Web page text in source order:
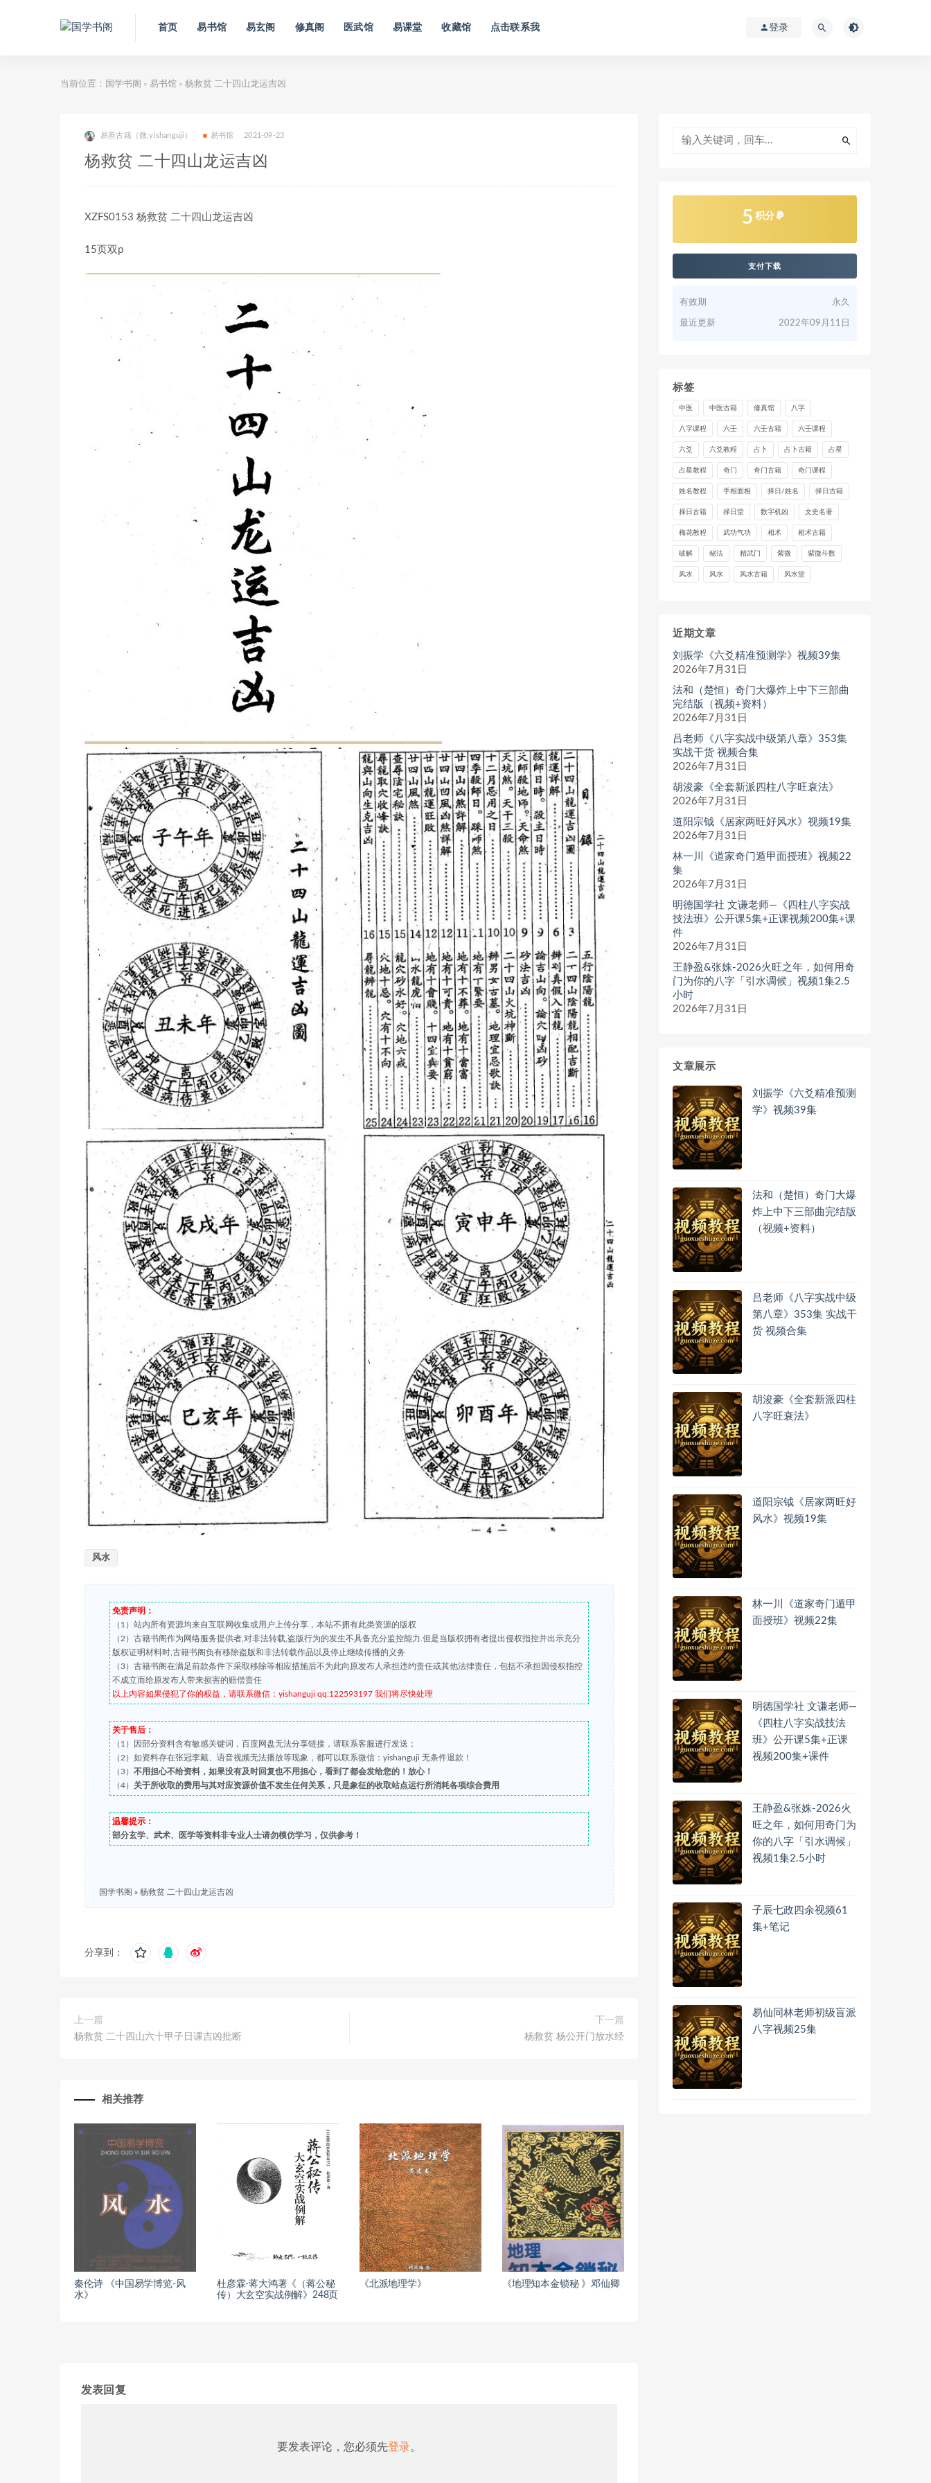
首页 易书馆 易玄阁 修真阁 医武馆 易课堂 收藏馆 点击联系我 登录
当前位置： 国学书阁 > 易书馆 > 杨救贫 二十四山龙运吉凶
易善古籍（微:yishanguji） 易书馆 2021-09-23
杨救贫 二十四山龙运吉凶
XZFS0153 杨救贫 二十四山龙运吉凶
15页双p
风水
免责声明：
（1）站内所有资源均来自互联网收集或用户上传分享，本站不拥有此类资源的版权
（2）古籍书阁作为网络服务提供者,对非法转载,盗版行为的发生不具备充分监控能力.但是当版权拥有者提出侵权指控并出示充分
版权证明材料时,古籍书阁负有移除盗版和非法转载作品以及停止继续传播的义务
（3）古籍书阁在满足前款条件下采取移除等相应措施后不为此向原发布人承担违约责任或其他法律责任，包括不承担因侵权指控
不成立而给原发布人带来损害的赔偿责任
以上内容如果侵犯了你的权益，请联系微信：yishanguji qq:122593197 我们将尽快处理
关于售后：
（1）因部分资料含有敏感关键词，百度网盘无法分享链接，请联系客服进行发送；
（2）如资料存在张冠李戴、语音视频无法播放等现象，都可以联系微信：yishanguji 无条件退款！
（3） 不用担心不给资料，如果没有及时回复也不用担心，看到了都会发给您的！放心！
（4） 关于所收取的费用与其对应资源价值不发生任何关系，只是象征的收取站点运行所消耗各项综合费用
温馨提示：
部分玄学、武术、医学等资料非专业人士请勿模仿学习，仅供参考！
国学书阁 » 杨救贫 二十四山龙运吉凶
分享到：
上一篇
杨救贫 二十四山六十甲子日课吉凶批断
下一篇
杨救贫 杨公开门放水经
相关推荐
秦伦诗 《中国易学博览-风
水》
杜彦霖-蒋大鸿著《（蒋公秘
传）大玄空实战例解》248页
《北派地理学》 《地理知本金锁秘 》邓仙卿
发表回复
要发表评论，您必须先登录。
5 积分
支付下载
有效期 永久
最近更新 2022年09月11日
标签
中医 中医古籍 修真馆 八字
八字课程 六壬 六壬古籍 六壬课程
六爻 六爻教程 占卜 占卜古籍 占星
占星教程 奇门 奇门古籍 奇门课程
姓名教程 手相面相 择日/姓名 择日古籍
择日古籍 择日堂 数字机凶 文史名著
梅花教程 武功气功 相术 相术古籍
破解 秘法 精武门 紫微 紫微斗数
风水 风水 风水古籍 风水堂
近期文章
刘振学《六爻精准预测学》视频39集
2026年7月31日
法和（楚恒）奇门大爆炸上中下三部曲
完结版（视频+资料）
2026年7月31日
吕老师《八字实战中级第八章》353集
实战干货 视频合集
2026年7月31日
胡浚豪《全套新派四柱八字旺衰法》
2026年7月31日
道阳宗钺《居家两旺好风水》视频19集
2026年7月31日
林一川《道家奇门遁甲面授班》视频22
集
2026年7月31日
明德国学社 文谦老师—《四柱八字实战
技法班》公开课5集+正课视频200集+课
件
2026年7月31日
王静盈&张姝-2026火旺之年，如何用奇
门为你的八字「引水调候」视频1集2.5
小时
2026年7月31日
文章展示
刘振学《六爻精准预测
学》视频39集
法和（楚恒）奇门大爆
炸上中下三部曲完结版
（视频+资料）
吕老师《八字实战中级
第八章》353集 实战干
货 视频合集
胡浚豪《全套新派四柱
八字旺衰法》
道阳宗钺《居家两旺好
风水》视频19集
林一川《道家奇门遁甲
面授班》视频22集
明德国学社 文谦老师—
《四柱八字实战技法
班》公开课5集+正课
视频200集+课件
王静盈&张姝-2026火
旺之年，如何用奇门为
你的八字「引水调候」
视频1集2.5小时
子辰七政四余视频61
集+笔记
易仙同林老师初级盲派
八字视频25集